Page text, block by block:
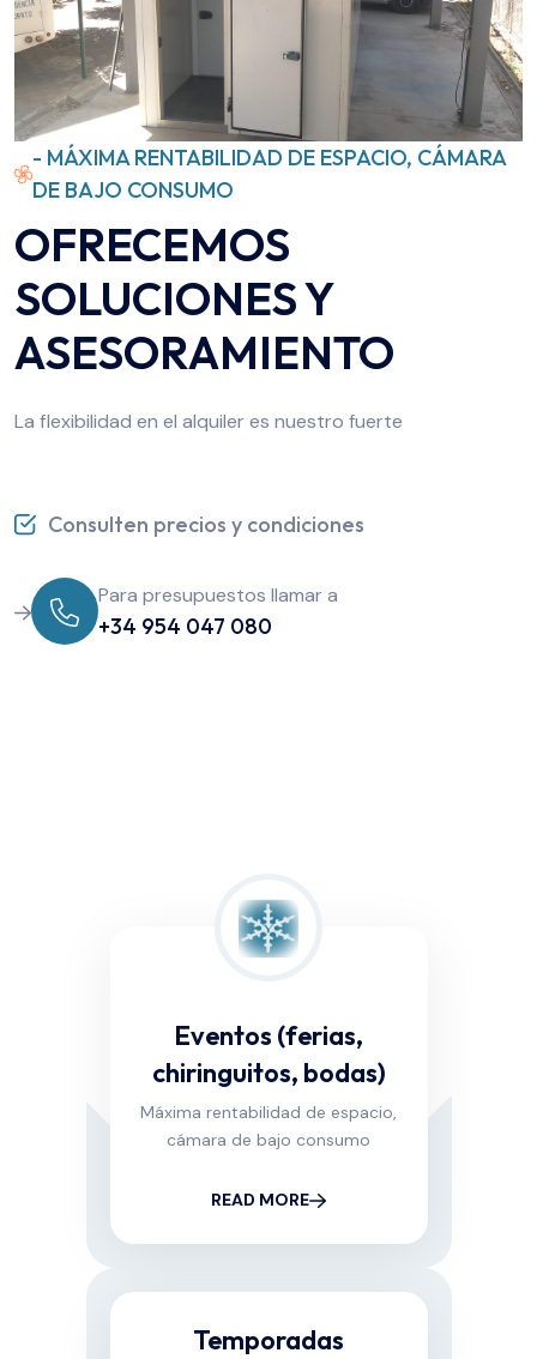
- MÁXIMA RENTABILIDAD DE ESPACIO, CÁMARA
DE BAJO CONSUMO
OFRECEMOS
SOLUCIONES Y
ASESORAMIENTO
La flexibilidad en el alquiler es nuestro fuerte
Consulten precios y condiciones
Para presupuestos llamar a
+34 954 047 080
Eventos (ferias,
chiringuitos, bodas)
Máxima rentabilidad de espacio,
cámara de bajo consumo
READ MORE
Temporadas